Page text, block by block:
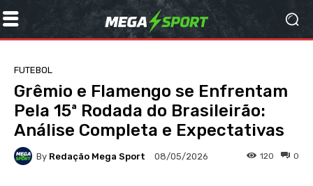
FUTEBOL
Grêmio e Flamengo se Enfrentam
Pela 15ª Rodada do Brasileirão:
Análise Completa e Expectativas
By Redação Mega Sport 08/05/2026 0
120